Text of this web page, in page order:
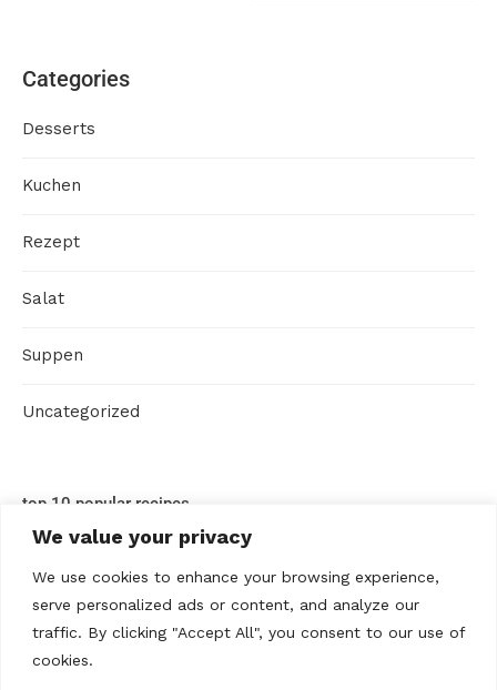
We value your privacy
We use cookies to enhance your browsing experience,
serve personalized ads or content, and analyze our
traffic. By clicking "Accept All", you consent to our use of
cookies.
Categories
Desserts
Kuchen
Rezept
Salat
Suppen
Uncategorized
top 10 popular recipes